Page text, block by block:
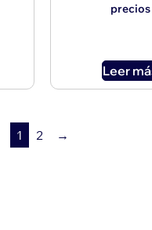
precios
Leer
1 2 →